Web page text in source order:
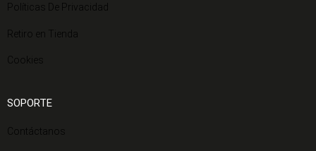
Políticas De Privacidad
Retiro en Tienda
Cookies
SOPORTE
Contáctanos